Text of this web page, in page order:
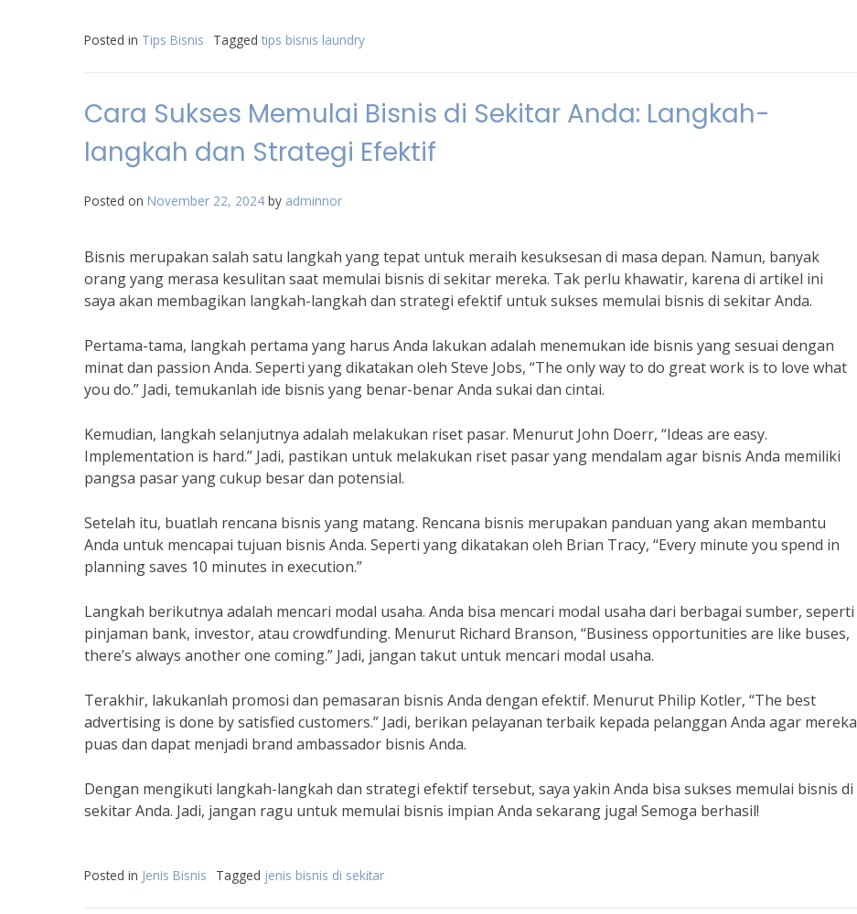
Posted in Tips Bisnis Tagged tips bisnis laundry
Cara Sukses Memulai Bisnis di Sekitar Anda: Langkah-
langkah dan Strategi Efektif
Posted on November 22, 2024 by adminnor
Bisnis merupakan salah satu langkah yang tepat untuk meraih kesuksesan di masa depan. Namun, banyak
orang yang merasa kesulitan saat memulai bisnis di sekitar mereka. Tak perlu khawatir, karena di artikel ini
saya akan membagikan langkah-langkah dan strategi efektif untuk sukses memulai bisnis di sekitar Anda.
Pertama-tama, langkah pertama yang harus Anda lakukan adalah menemukan ide bisnis yang sesuai dengan
minat dan passion Anda. Seperti yang dikatakan oleh Steve Jobs, “The only way to do great work is to love what
you do.” Jadi, temukanlah ide bisnis yang benar-benar Anda sukai dan cintai.
Kemudian, langkah selanjutnya adalah melakukan riset pasar. Menurut John Doerr, “Ideas are easy.
Implementation is hard.” Jadi, pastikan untuk melakukan riset pasar yang mendalam agar bisnis Anda memiliki
pangsa pasar yang cukup besar dan potensial.
Setelah itu, buatlah rencana bisnis yang matang. Rencana bisnis merupakan panduan yang akan membantu
Anda untuk mencapai tujuan bisnis Anda. Seperti yang dikatakan oleh Brian Tracy, “Every minute you spend in
planning saves 10 minutes in execution.”
Langkah berikutnya adalah mencari modal usaha. Anda bisa mencari modal usaha dari berbagai sumber, seperti
pinjaman bank, investor, atau crowdfunding. Menurut Richard Branson, “Business opportunities are like buses,
there’s always another one coming.” Jadi, jangan takut untuk mencari modal usaha.
Terakhir, lakukanlah promosi dan pemasaran bisnis Anda dengan efektif. Menurut Philip Kotler, “The best
advertising is done by satisfied customers.” Jadi, berikan pelayanan terbaik kepada pelanggan Anda agar mereka
puas dan dapat menjadi brand ambassador bisnis Anda.
Dengan mengikuti langkah-langkah dan strategi efektif tersebut, saya yakin Anda bisa sukses memulai bisnis di
sekitar Anda. Jadi, jangan ragu untuk memulai bisnis impian Anda sekarang juga! Semoga berhasil!
Posted in Jenis Bisnis Tagged jenis bisnis di sekitar